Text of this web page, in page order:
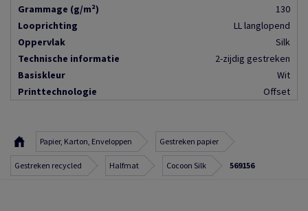
Grammage (g/m²)
130
Looprichting
LL langlopend
Oppervlak
Silk
Technische informatie
2-zijdig gestreken
Basiskleur
Wit
Printtechnologie
Offset
Papier, Karton, Enveloppen Gestreken papier
Gestreken recycled Halfmat Cocoon Silk 569156